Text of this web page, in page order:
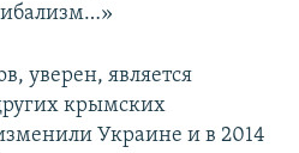
уверен, является
крымских
Украине и в 2014